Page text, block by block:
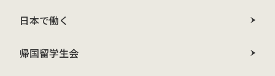
日本で働く
帰国留学生会